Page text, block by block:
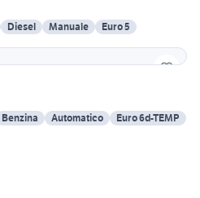
Diesel Manuale
Euro 5
Benzina Automatico Euro 6d-TEMP